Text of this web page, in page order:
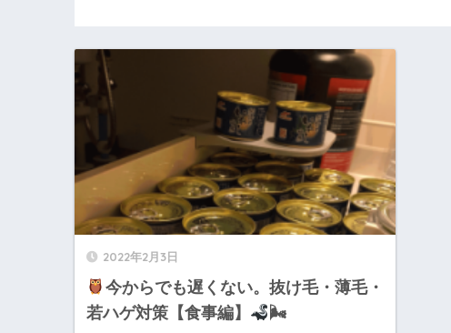
2022年2月3日
今からでも遅くない。抜け毛・薄毛・
若ハゲ対策【食事編】
🌬